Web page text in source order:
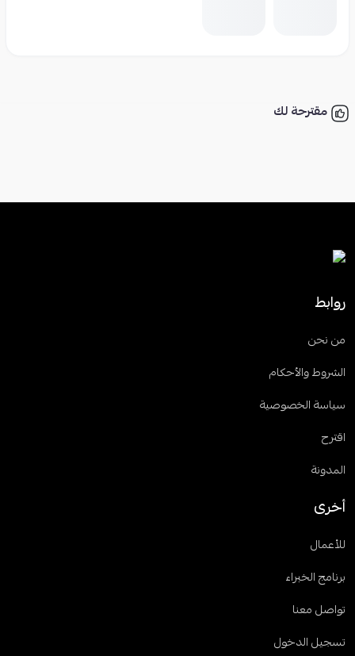
مقترحة لك
روابط
من نحن
الشروط والأحكام
سياسة الخصوصية
اقترح
المدونة
أخرى
للأعمال
برنامج الخبراء
تواصل معنا
تسجيل الدخول